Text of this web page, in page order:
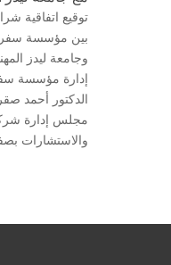
توقيع اتفاقية
بين مؤسسة سفراء
وجامعة ليدز
إدارة مؤسسة
الدكتور أحمد
مجلس إدارة
والاستشارات